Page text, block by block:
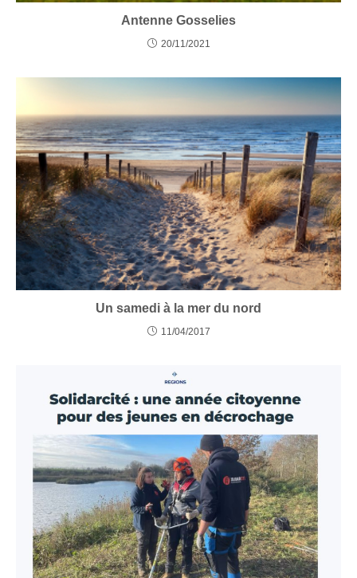
Antenne Gosselies
20/11/2021
Un samedi à la mer du nord
11/04/2017